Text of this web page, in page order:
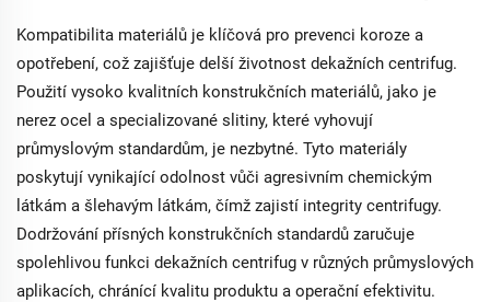
Kompatibilita materiálů je klíčová pro prevenci koroze a
opotřebení, což zajišťuje delší životnost dekažních centrifug.
Použití vysoko kvalitních konstrukčních materiálů, jako je
nerez ocel a specializované slitiny, které vyhovují
průmyslovým standardům, je nezbytné. Tyto materiály
poskytují vynikající odolnost vůči agresivním chemickým
látkám a šlehavým látkám, čímž zajistí integrity centrifugy.
Dodržování přísných konstrukčních standardů zaručuje
spolehlivou funkci dekažních centrifug v různých průmyslových
aplikacích, chránící kvalitu produktu a operační efektivitu.